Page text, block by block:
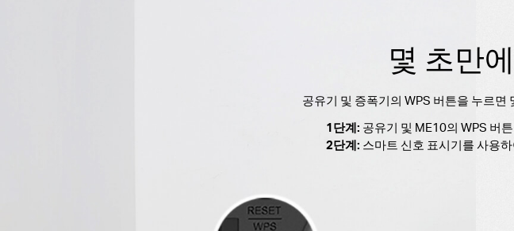
몇 초만
공유기 및 증폭기의 WPS 버튼을 누르면
1단계: 공유기 및 ME10의 WPS 버
2단계: 스마트 신호 표시기를 사용